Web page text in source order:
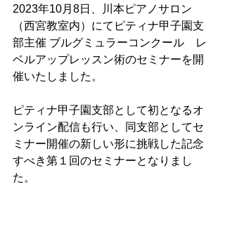
2023年10月8日、川本ピアノサロン
（西宮教室内）にてピティナ甲子園支
部主催 ブルグミュラーコンクール　レ
ベルアップレッスン術のセミナーを開
催いたしました。
ピティナ甲子園支部として初となるオ
ンライン配信も行い、同支部としてセ
ミナー開催の新しい形に挑戦した記念
すべき第１回のセミナーとなりまし
た。